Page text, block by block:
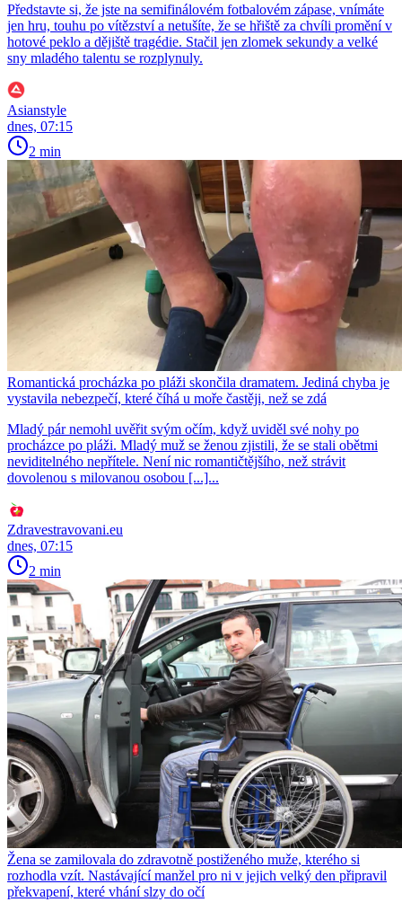
Představte si, že jste na semifinálovém fotbalovém zápase, vnímáte
jen hru, touhu po vítězství a netušíte, že se hřiště za chvíli promění v
hotové peklo a dějiště tragédie. Stačil jen zlomek sekundy a velké
sny mladého talentu se rozplynuly.
Asianstyle
dnes, 07:15
2 min
Romantická procházka po pláži skončila dramatem. Jediná chyba je
vystavila nebezpečí, které číhá u moře častěji, než se zdá
Mladý pár nemohl uvěřit svým očím, když uviděl své nohy po
procházce po pláži. Mladý muž se ženou zjistili, že se stali obětmi
neviditelného nepřítele. Není nic romantičtějšího, než strávit
dovolenou s milovanou osobou [...]...
Zdravestravovani.eu
dnes, 07:15
2 min
Žena se zamilovala do zdravotně postiženého muže, kterého si
rozhodla vzít. Nastávající manžel pro ni v jejich velký den připravil
překvapení, které vhání slzy do očí